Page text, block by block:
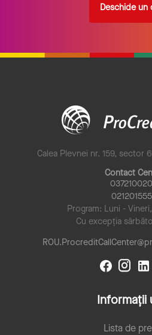
Deschide un
Calea Plevnei nr. 159, sector
Contact
Program: Luni -
Cu excepția
Informații
Lista de